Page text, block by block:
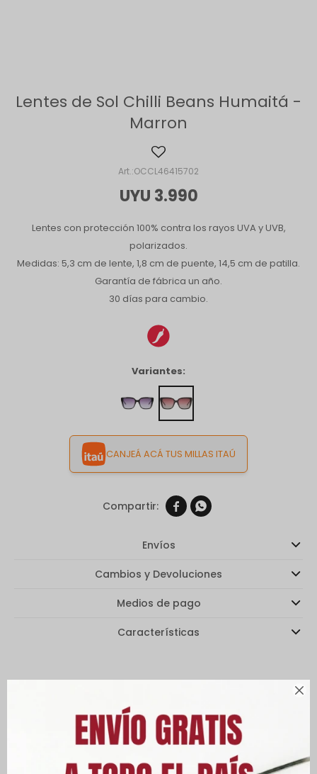

Lentes de Sol Chilli Beans Humaitá -
Marron
OCCL46415702
UYU 3.990
Lentes con protección 100% contra los rayos UVA y UVB,
polarizados.
Medidas: 5,3 cm de lente, 1,8 cm de puente, 14,5 cm de patilla.
Garantía de fábrica un año.
30 días para cambio.
Variantes:
CANJEÁ ACÁ TUS MILLAS ITAÚ
 
Envíos
Cambios y Devoluciones
Medios de pago
Características
Descripción
Lentes de Sol Mujer Línea Classics Chilli Beans Classic Cuadradas